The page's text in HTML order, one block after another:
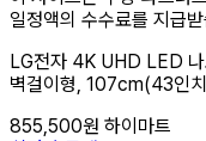
일정액의 수수료를 지급
LG전자 4K UHD LED
벽걸이형, 107cm(43인
855,500원 하이마트